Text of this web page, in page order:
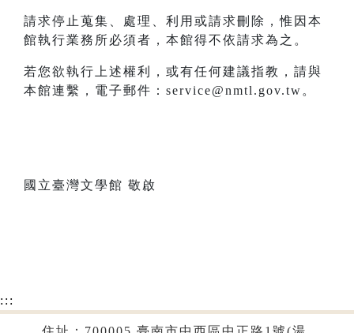
請求停止蒐集、處理、利用或請求刪除，惟因本
館執行業務所必須者，本館得不依請求為之。
若您欲執行上述權利，或有任何建議指教，請與
本館連繫，電子郵件：service@nmtl.gov.tw。
國立臺灣文學館 敬啟
:::